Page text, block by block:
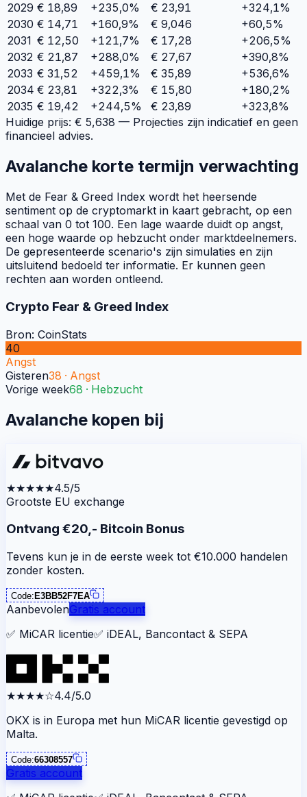
2029 € 18,89 +235,0% € 23,91 +324,1%
2030 € 14,71 +160,9% € 9,046 +60,5%
2031 € 12,50 +121,7% € 17,28 +206,5%
2032 € 21,87 +288,0% € 27,67 +390,8%
2033 € 31,52 +459,1% € 35,89 +536,6%
2034 € 23,81 +322,3% € 15,80 +180,2%
2035 € 19,42 +244,5% € 23,89 +323,8%
Huidige prijs: € 5,638 — Projecties zijn indicatief en geen
financieel advies.
Avalanche korte termijn verwachting
Met de Fear & Greed Index wordt het heersende
sentiment op de cryptomarkt in kaart gebracht, op een
schaal van 0 tot 100. Een lage waarde duidt op angst,
een hoge waarde op hebzucht onder marktdeelnemers.
De gepresenteerde scenario's zijn simulaties en zijn
uitsluitend bedoeld ter informatie. Er kunnen geen
rechten aan worden ontleend.
Crypto Fear & Greed Index
Bron: CoinStats
40
Angst
Gisteren38 · Angst
Vorige week68 · Hebzucht
Avalanche kopen bij
★★★★★4.5/5
Grootste EU exchange
Ontvang €20,- Bitcoin Bonus
Tevens kun je in de eerste week tot €10.000 handelen
zonder kosten.
Code: E3BB52F7EA
AanbevolenGratis account
✅ MiCAR licentie✅ iDEAL, Bancontact & SEPA
★★★★☆4.4/5.0
OKX is in Europa met hun MiCAR licentie gevestigd op
Malta.
Code:66308557
Gratis account